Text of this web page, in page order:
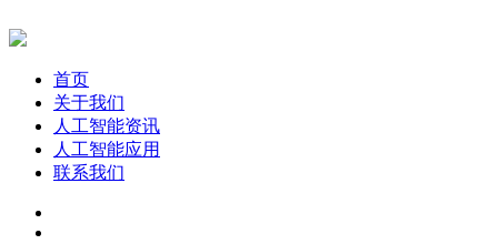
首页
关于我们
人工智能资讯
人工智能应用
联系我们